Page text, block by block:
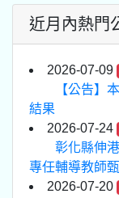
近月內熱門
2026-07-09
【公告】
結果
2026-07-24
彰化縣伸
專任輔導教師
2026-07-20